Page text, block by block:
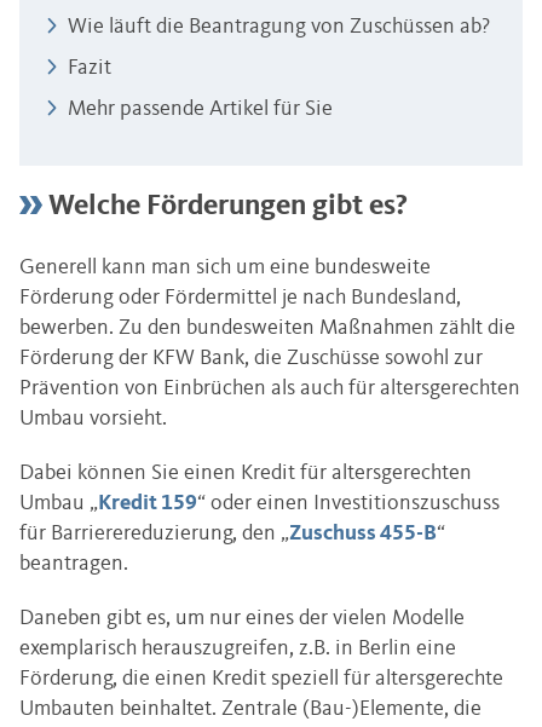
Wie läuft die Beantragung von Zuschüssen ab?
Fazit
Mehr passende Artikel für Sie
Welche Förderungen gibt es?
Generell kann man sich um eine bundesweite
Förderung oder Fördermittel je nach Bundesland,
bewerben. Zu den bundesweiten Maßnahmen zählt die
Förderung der KFW Bank, die Zuschüsse sowohl zur
Prävention von Einbrüchen als auch für altersgerechten
Umbau vorsieht.
Dabei können Sie einen Kredit für altersgerechten
Umbau „ Kredit 159“ oder einen Investitionszuschuss
für Barrierereduzierung, den „Zuschuss 455-B“
beantragen.
Daneben gibt es, um nur eines der vielen Modelle
exemplarisch herauszugreifen, z.B. in Berlin eine
Förderung, die einen Kredit speziell für altersgerechte
Umbauten beinhaltet. Zentrale (Bau-)Elemente, die